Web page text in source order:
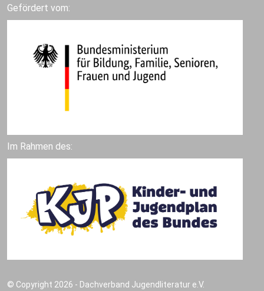
Gefördert vom:
Im Rahmen des:
© Copyright 2026 - Dachverband Jugendliteratur e.V.